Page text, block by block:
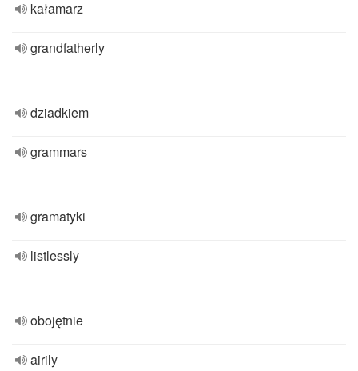
kałamarz
grandfatherly
dziadkiem
grammars
gramatyki
listlessly
obojętnie
airily